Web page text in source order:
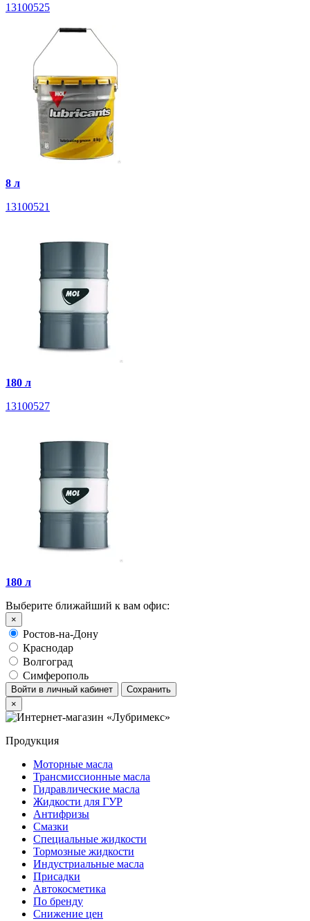
13100525
8 л
13100521
180 л
13100527
180 л
Выберите ближайший к вам офис:
×
Ростов-на-Дону
Краснодар
Волгоград
Симферополь
Войти в личный кабинет
Сохранить
×
Продукция
Моторные масла
Трансмиссионные масла
Гидравлические масла
Жидкости для ГУР
Антифризы
Смазки
Специальные жидкости
Тормозные жидкости
Индустриальные масла
Присадки
Автокосметика
По бренду
Снижение цен